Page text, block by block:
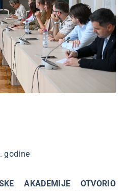
godine
AKADEMIJE OTVORIO